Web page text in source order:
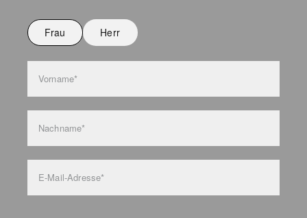
Nicht waschen
Frau Herr
Vorname*
Nachname*
E-Mail-Adresse*